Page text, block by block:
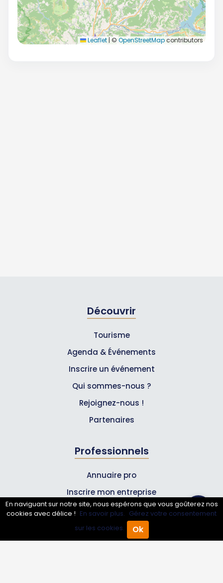
Annuaire Pro Agenda
Leaflet | © OpenStreetMapcontributors
Découvrir
Tourisme
Agenda & Événements
Inscrire un événement
Qui sommes-nous ?
Rejoignez-nous !
Partenaires
Professionnels
Annuaire pro
Inscrire mon entreprise
Les Abonnements Pros
Infos
En naviguant sur notre site, nous espérons que vous goûterez nos
cookies avec délice ! En savoir plus. Gérez votre consentement
sur les cookies.
Ok